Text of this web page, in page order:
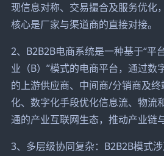
现信息对称、交易撮合及服务优化
核心是厂家与渠道商的直接对接。
2、B2B2B电商系统是一种基于“平
业（B）”模式的电商平台，通过数
的上游供应商、中间商/分销商及
化、数字化手段优化信息流、物流
通的产业互联网生态，推动产业链
3、多层级协同复杂：B2B2B模式